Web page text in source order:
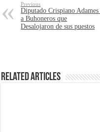
Previous
Diputado Crispiano Adames
a Buhoneros que
Desalojaron de sus puestos
Related Articles